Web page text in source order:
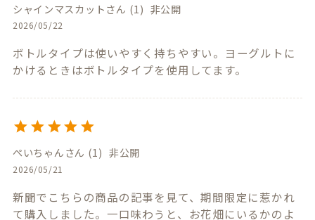
シャインマスカット 1 非公開
2026/05/22
ボトルタイプは使いやすく持ちやすい。ヨーグルトに
かけるときはボトルタイプを使用してます。
ぺいちゃん 1 非公開
2026/05/21
新聞でこちらの商品の記事を見て、期間限定に惹かれ
て購入しました。一口味わうと、お花畑にいるかのよ